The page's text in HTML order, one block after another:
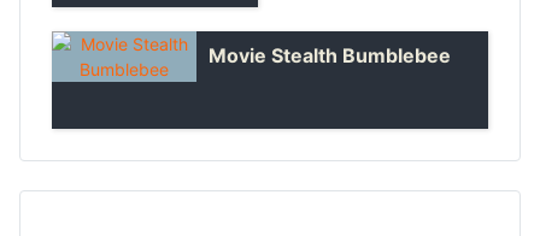
Movie Stealth Bumblebee